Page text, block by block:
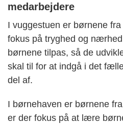
medarbejdere
I vuggestuen er børnene
fokus på tryghed og
børnene tilpas, så de
skal til for at indgå i det
del af.
I børnehaven er børnene
er der fokus på at lære